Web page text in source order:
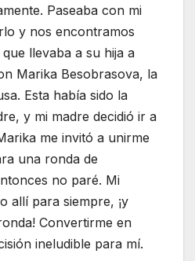
Paseaba con mi
y nos encontramos
llevaba a su hija a
Marika Besobrasova, la
Esta había sido la
y mi madre decidió ir a
me invitó a unirme
una ronda de
no paré. Mi
allí para siempre, ¡y
Convertirme en
ineludible para mí.